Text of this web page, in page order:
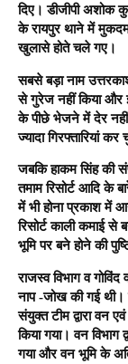
दिए। डीजीपी अशोक
के रायपुर थाने में
खुलासे होते चले गए।
सबसे बड़ा नाम
से गुरेज नहीं किया और
के पीछे भेजने में देर
ज्यादा गिरफ्तारियां कर
जबकि हाकम सिंह की
तमाम रिसोर्ट आदि के
में भी होना प्रकाश में
रिसोर्ट काली कमाई से
भूमि पर बने होने की
राजस्व विभाग व
नाप -जोख की गई थी।
संयुक्त टीम द्वारा वन
किया गया। वन विभाग
गया और वन भूमि के